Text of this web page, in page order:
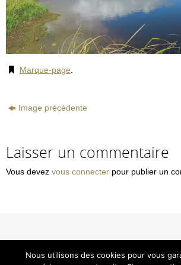
Marque-page
Image précédente
Laisser un commentaire
Vous devez vous connecter pour publier un
© Smavas
Nous utilisons des cookies pour vous